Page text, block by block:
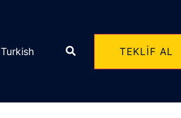
Turkish Search TEKLIF AL